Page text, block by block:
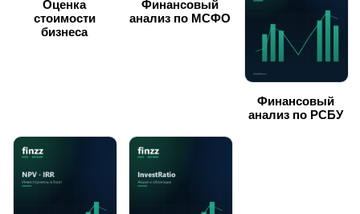
Оценка
стоимости
бизнеса
Финансовый
анализ по МСФО
Финансовый
анализ по РСБУ